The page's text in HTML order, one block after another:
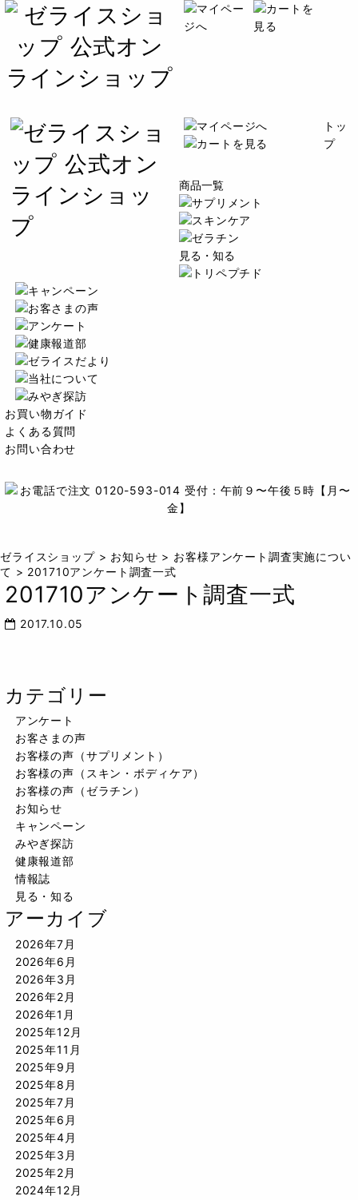
トッ
プ
商品一覧
見る・知る
お買い物ガイド
よくある質問
お問い合わせ
ゼライスショップ> お知らせ > お客様アンケート調査実施につい
て > 201710アンケート調査一式
201710アンケート調査一式
2017.10.05
カテゴリー
アンケート
お客さまの声
お客様の声（サプリメント）
お客様の声（スキン・ボディケア）
お客様の声（ゼラチン）
お知らせ
キャンペーン
みやぎ探訪
健康報道部
情報誌
見る・知る
アーカイブ
2026年7月
2026年6月
2026年3月
2026年2月
2026年1月
2025年12月
2025年11月
2025年9月
2025年8月
2025年7月
2025年6月
2025年4月
2025年3月
2025年2月
2024年12月